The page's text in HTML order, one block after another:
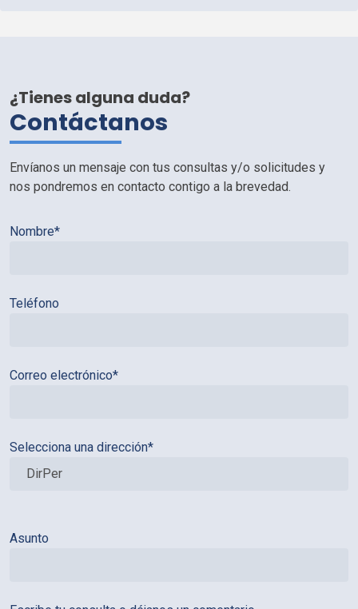
¿Tienes alguna duda?
Contáctanos
Envíanos un mensaje con tus consultas y/o solicitudes y
nos pondremos en contacto contigo a la brevedad.
Nombre*
Teléfono
Correo electrónico*
Selecciona una dirección*
Asunto